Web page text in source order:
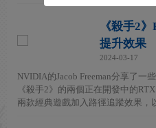
《殺手2
提升效果
2024-03-17
NVIDIA的Jacob Freeman分享了一
《殺手2》的兩個正在開發中的
兩款經典遊戲加入路徑追蹤效果，